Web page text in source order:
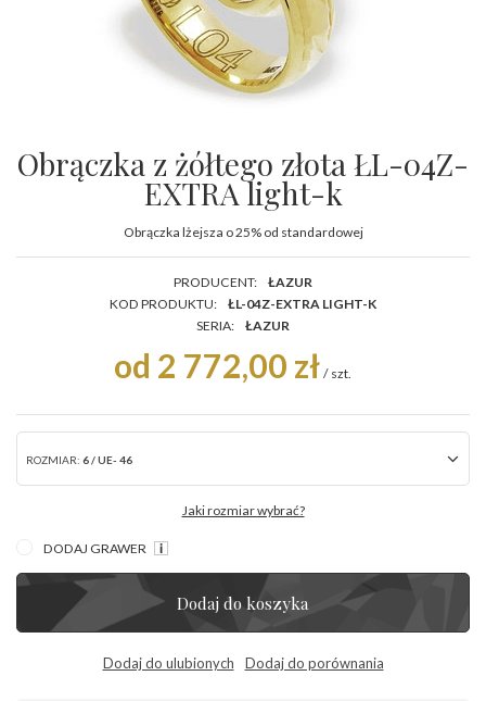
Obrączka z żółtego złota ŁL-04Z-
EXTRA light-k
Obrączka lżejsza o 25% od standardowej
PRODUCENT:
ŁAZUR
KOD PRODUKTU:
ŁL-04Z-EXTRA LIGHT-K
SERIA:
ŁAZUR
od 2 772,00 zł / szt.
ROZMIAR: 6 / UE- 46
Jaki rozmiar wybrać?
DODAJ GRAWER
Dodaj do koszyka
Dodaj do ulubionych Dodaj do porównania